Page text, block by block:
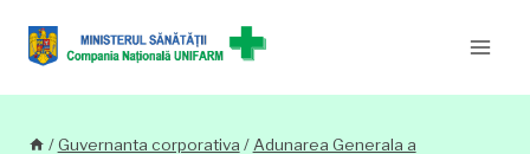
content
/ Guvernanta corporativa / Adunarea Generala a